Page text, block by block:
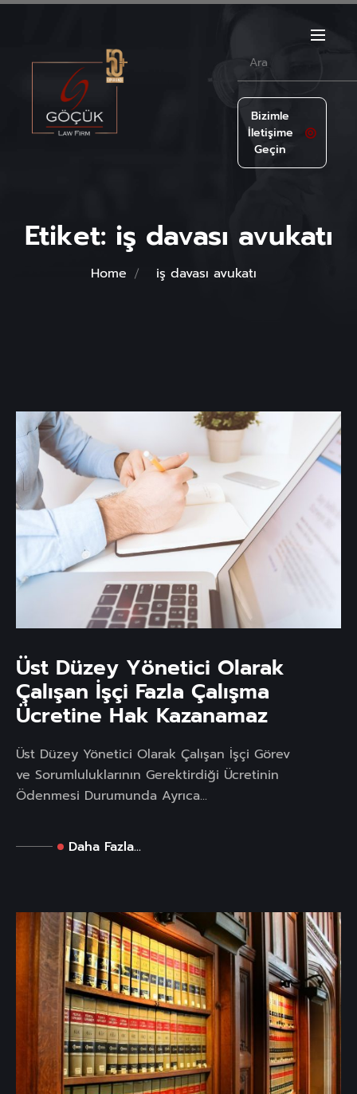
Bizimle
İletişime
Geçin
Etiket: iş davası avukatı
Home iş davası avukatı
Üst Düzey Yönetici Olarak
Çalışan İşçi Fazla Çalışma
Ücretine Hak Kazanamaz
Üst Düzey Yönetici Olarak Çalışan İşçi Görev
ve Sorumluluklarının Gerektirdiği Ücretinin
Ödenmesi Durumunda Ayrıca...
Daha Fazla...